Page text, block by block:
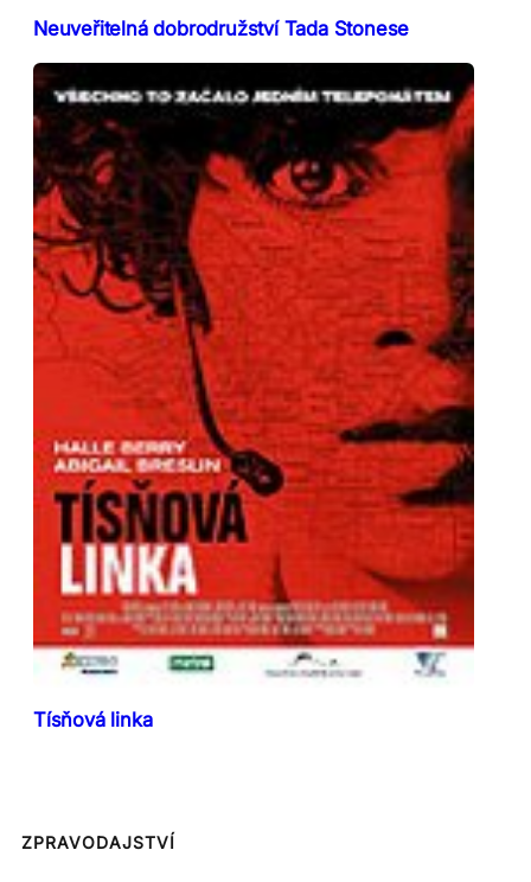
Neuveřitelná dobrodružství Tada Stonese
Tísňová linka
ZPRAVODAJSTVÍ